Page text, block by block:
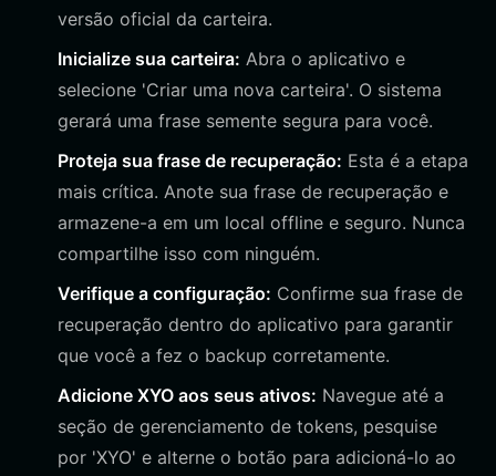
versão oficial da carteira.
Inicialize sua carteira: Abra o aplicativo e
selecione 'Criar uma nova carteira'. O sistema
gerará uma frase semente segura para você.
Proteja sua frase de recuperação: Esta é a etapa
mais crítica. Anote sua frase de recuperação e
armazene-a em um local offline e seguro. Nunca
compartilhe isso com ninguém.
Verifique a configuração: Confirme sua frase de
recuperação dentro do aplicativo para garantir
que você a fez o backup corretamente.
Adicione XYO aos seus ativos: Navegue até a
seção de gerenciamento de tokens, pesquise
por 'XYO' e alterne o botão para adicioná-lo ao